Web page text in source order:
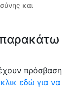
και
παρακάτω
πρόσβαση
εδώ για να